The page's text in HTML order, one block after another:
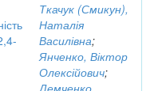
Ткачук (Смикун),
Наталія
Василівна;
Янченко, Віктор
Олексійович;
Демченко,